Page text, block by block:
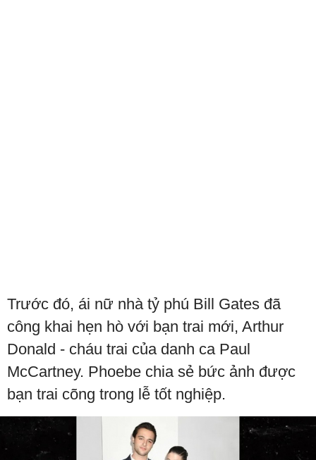
Trước đó, ái nữ nhà tỷ phú Bill Gates đã
công khai hẹn hò với bạn trai mới, Arthur
Donald - cháu trai của danh ca Paul
McCartney. Phoebe chia sẻ bức ảnh được
bạn trai cõng trong lễ tốt nghiệp.